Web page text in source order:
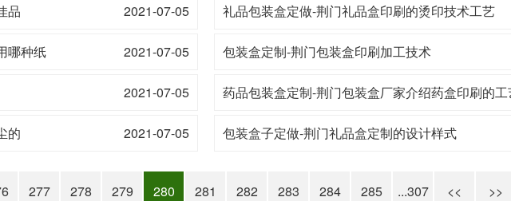
2021-07-05
品 礼品包装盒定做-荆门礼品盒印刷的烫印技术工艺
2021-07-05
哪种纸 包装盒定制-荆门包装盒印刷加工技术
2021-07-05 药品包装盒定制-荆门包装盒厂家介绍药盒印刷的
2021-07-05
的 包装盒子定做-荆门礼品盒定制的设计样式
277 278 279 280 281 282 283 284 285 ...307 << >>